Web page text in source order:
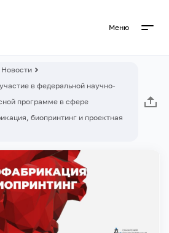
Меню
Новости
в федеральной научно-
программе в сфере
биопринтинг и проектная